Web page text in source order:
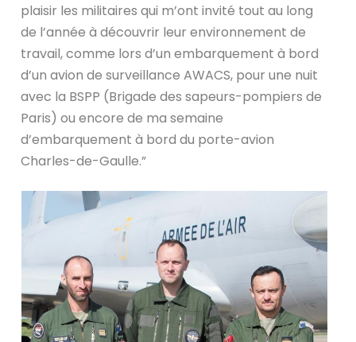
plaisir les militaires qui m’ont invité tout au long
de l’année à découvrir leur environnement de
travail, comme lors d’un embarquement à bord
d’un avion de surveillance AWACS, pour une nuit
avec la BSPP (Brigade des sapeurs-pompiers de
Paris) ou encore de ma semaine
d’embarquement à bord du porte-avion
Charles-de-Gaulle.”